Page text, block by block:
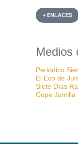
+ ENLACES
Medios
Periódico
El Eco de
Siete Días
Cope Jumilla